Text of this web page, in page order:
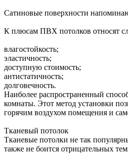
Сатиновые поверхности
К плюсам ПВХ потолков относят
влагостойкость;
эластичность;
доступную стоимость;
антистатичность;
долговечность.
Наиболее распространенный
комнаты. Этот метод установки
горячим воздухом помещения и
Тканевый потолок
Тканевые потолки не так
также не боится отрицательных